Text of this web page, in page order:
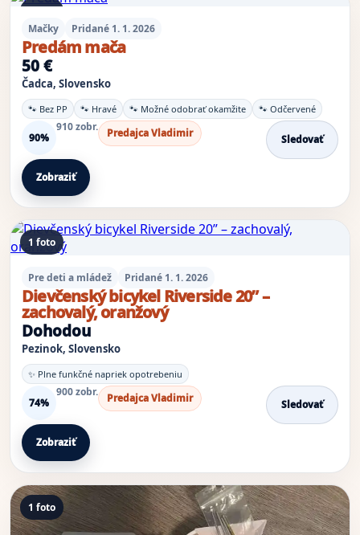
1 foto
Mačky
Pridané 1. 1. 2026
Predám mača
50 €
Čadca, Slovensko
🐾 Bez PP 🐾 Hravé 🐾 Možné odobrať okamžite 🐾 Odčervené
90%
910 zobr. Predajca Vladimir Sledovať
Zobraziť
1 foto
Pre deti a mládež Pridané 1. 1. 2026
Dievčenský bicykel Riverside 20” –
zachovalý, oranžový
Dohodou
Pezinok, Slovensko
✨ Plne funkčné napriek opotrebeniu
74%
900 zobr. Predajca Vladimir Sledovať
Zobraziť
1 foto